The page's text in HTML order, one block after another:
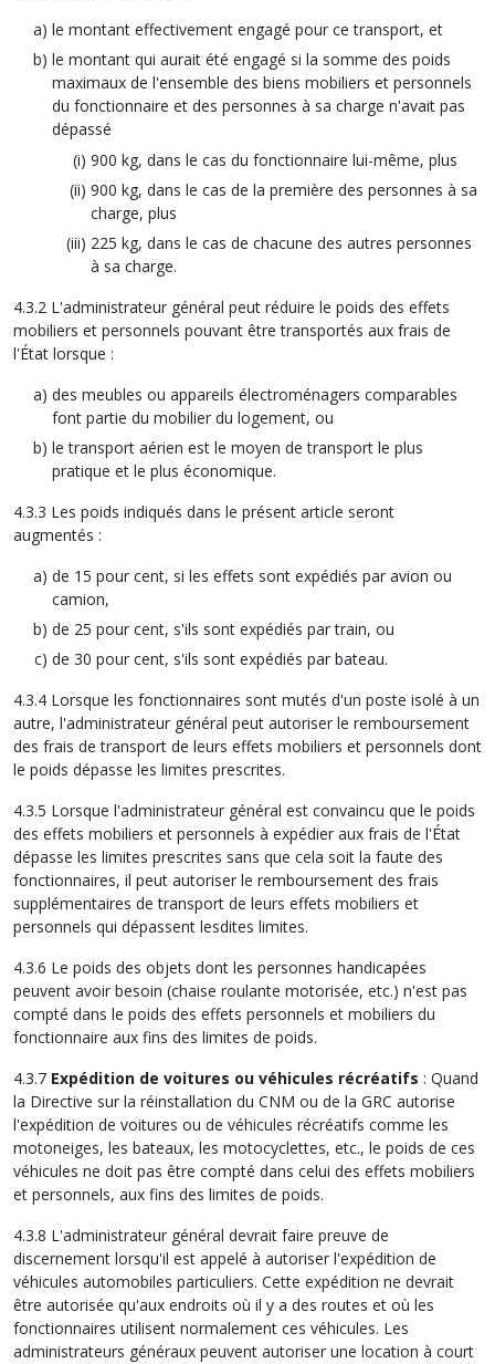
le montant effectivement engagé pour ce transport, et
le montant qui aurait été engagé si la somme des poids
maximaux de l'ensemble des biens mobiliers et personnels
du fonctionnaire et des personnes à sa charge n'avait pas
dépassé
900 kg, dans le cas du fonctionnaire lui-même, plus
900 kg, dans le cas de la première des personnes à sa
charge, plus
225 kg, dans le cas de chacune des autres personnes
à sa charge.
4.3.2 L'administrateur général peut réduire le poids des effets
mobiliers et personnels pouvant être transportés aux frais de
l'État lorsque :
des meubles ou appareils électroménagers comparables
font partie du mobilier du logement, ou
le transport aérien est le moyen de transport le plus
pratique et le plus économique.
4.3.3 Les poids indiqués dans le présent article seront
augmentés :
de 15 pour cent, si les effets sont expédiés par avion ou
camion,
de 25 pour cent, s'ils sont expédiés par train, ou
de 30 pour cent, s'ils sont expédiés par bateau.
4.3.4 Lorsque les fonctionnaires sont mutés d'un poste isolé à un
autre, l'administrateur général peut autoriser le remboursement
des frais de transport de leurs effets mobiliers et personnels dont
le poids dépasse les limites prescrites.
4.3.5 Lorsque l'administrateur général est convaincu que le poids
des effets mobiliers et personnels à expédier aux frais de l'État
dépasse les limites prescrites sans que cela soit la faute des
fonctionnaires, il peut autoriser le remboursement des frais
supplémentaires de transport de leurs effets mobiliers et
personnels qui dépassent lesdites limites.
4.3.6 Le poids des objets dont les personnes handicapées
peuvent avoir besoin (chaise roulante motorisée, etc.) n'est pas
compté dans le poids des effets personnels et mobiliers du
fonctionnaire aux fins des limites de poids.
4.3.7 Expédition de voitures ou véhicules récréatifs : Quand
la Directive sur la réinstallation du CNM ou de la GRC autorise
l'expédition de voitures ou de véhicules récréatifs comme les
motoneiges, les bateaux, les motocyclettes, etc., le poids de ces
véhicules ne doit pas être compté dans celui des effets mobiliers
et personnels, aux fins des limites de poids.
4.3.8 L'administrateur général devrait faire preuve de
discernement lorsqu'il est appelé à autoriser l'expédition de
véhicules automobiles particuliers. Cette expédition ne devrait
être autorisée qu'aux endroits où il y a des routes et où les
fonctionnaires utilisent normalement ces véhicules. Les
administrateurs généraux peuvent autoriser une location à court